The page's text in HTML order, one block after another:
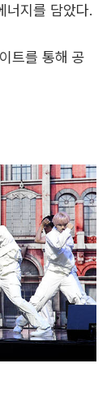
너지를 담았다.
트를 통해 공